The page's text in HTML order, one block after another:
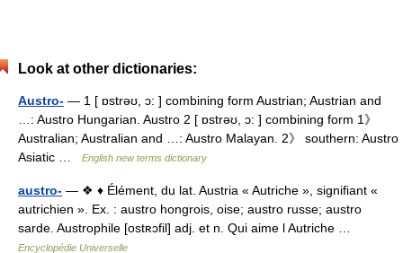
Look at other dictionaries:
Austro- — 1 [ ɒstrəʊ, ɔ: ] combining form Austrian; Austrian and
…: Austro Hungarian. Austro 2 [ ɒstrəʊ, ɔ: ] combining form 1》
Australian; Australian and …: Austro Malayan. 2》 southern: Austro
Asiatic …
English new terms dictionary
austro- — ❖ ♦ Élément, du lat. Austria « Autriche », signifiant «
autrichien ». Ex. : austro hongrois, oise; austro russe; austro
sarde. Austrophile [ostʀɔfil] adj. et n. Qui aime l Autriche …
Encyclopédie Universelle